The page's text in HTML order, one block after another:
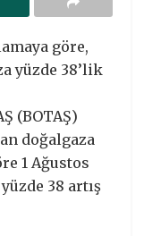
göre,
yüzde 38’lik
(BOTAŞ)
doğalgaza
1 Ağustos
38 artış